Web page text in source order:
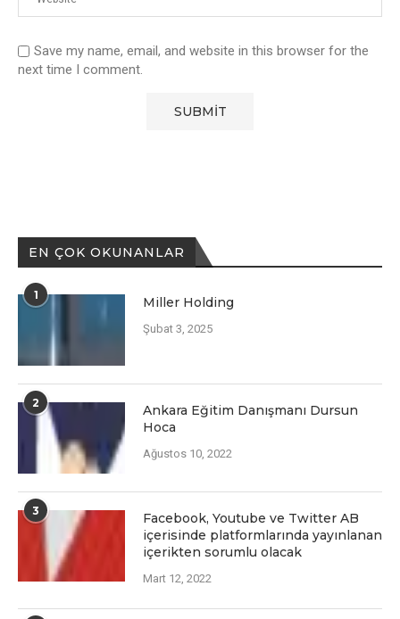
Save my name, email, and website in this browser for the
next time I comment.
EN ÇOK OKUNANLAR
1 Miller Holding
Şubat 3, 2025
2
Ankara Eğitim Danışmanı Dursun
Hoca
Ağustos 10, 2022
3
Facеbook, Youtubе vе Twittеr AB
içеrisindе platformlarında yayınlanan
içеriktеn sorumlu olacak
Mart 12, 2022